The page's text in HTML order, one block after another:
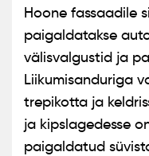
Hoone fassaadile
paigaldatakse
välisvalgustid ja
Liikumisanduriga
trepikotta ja
ja kipslagedesse
paigaldatud